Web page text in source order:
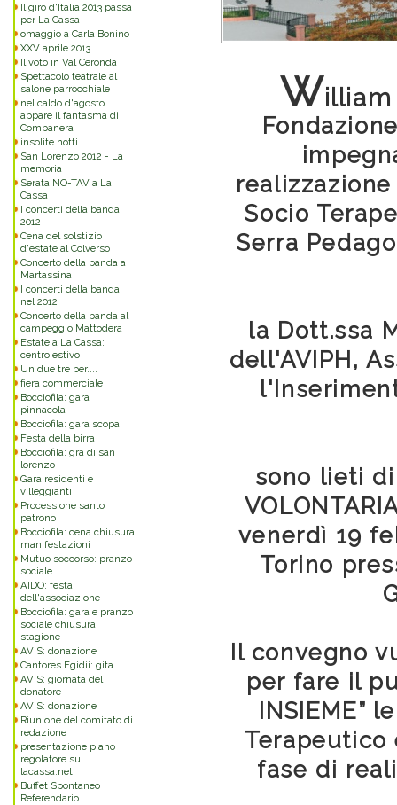
Il giro d'Italia 2013 passa
per La Cassa
omaggio a Carla Bonino
XXV aprile 2013
Il voto in Val Ceronda
Spettacolo teatrale al
salone parrocchiale
nel caldo d'agosto
appare il fantasma di
Combanera
insolite notti
San Lorenzo 2012 - La
memoria
Serata NO-TAV a La
Cassa
I concerti della banda
2012
Cena del solstizio
d'estate al Colverso
Concerto della banda a
Martassina
I concerti della banda
nel 2012
Concerto della banda al
campeggio Mattodera
Estate a La Cassa:
centro estivo
Un due tre per....
fiera commerciale
Bocciofila: gara
pinnacola
Bocciofila: gara scopa
Festa della birra
Bocciofila: gra di san
lorenzo
Gara residenti e
villeggianti
Processione santo
patrono
Bocciofila: cena chiusura
manifestazioni
Mutuo soccorso: pranzo
sociale
AIDO: festa
dell'associazione
Bocciofila: gara e pranzo
sociale chiusura
stagione
AVIS: donazione
Cantores Egidii: gita
AVIS: giornata del
donatore
AVIS: donazione
Riunione del comitato di
redazione
presentazione piano
regolatore su
lacassa.net
Buffet Spontaneo
Referendario
W
Socio
Serra
la Dott.ssa
dell'AVIPH,
sono lieti di
venerdì 19
Torino
Il convegno
per fare il
INSIEME”
Terapeutico
fase di